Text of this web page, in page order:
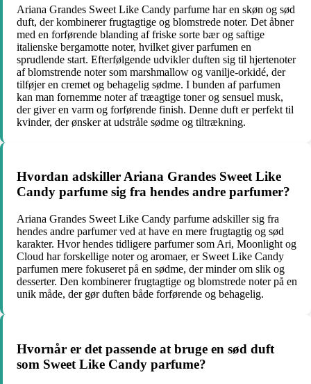
Ariana Grandes Sweet Like Candy parfume har en skøn og sød
duft, der kombinerer frugtagtige og blomstrede noter. Det åbner
med en forførende blanding af friske sorte bær og saftige
italienske bergamotte noter, hvilket giver parfumen en
sprudlende start. Efterfølgende udvikler duften sig til hjertenoter
af blomstrende noter som marshmallow og vanilje-orkidé, der
tilføjer en cremet og behagelig sødme. I bunden af parfumen
kan man fornemme noter af træagtige toner og sensuel musk,
der giver en varm og forførende finish. Denne duft er perfekt til
kvinder, der ønsker at udstråle sødme og tiltrækning.
Hvordan adskiller Ariana Grandes Sweet Like
Candy parfume sig fra hendes andre parfumer?
Ariana Grandes Sweet Like Candy parfume adskiller sig fra
hendes andre parfumer ved at have en mere frugtagtig og sød
karakter. Hvor hendes tidligere parfumer som Ari, Moonlight og
Cloud har forskellige noter og aromaer, er Sweet Like Candy
parfumen mere fokuseret på en sødme, der minder om slik og
desserter. Den kombinerer frugtagtige og blomstrede noter på en
unik måde, der gør duften både forførende og behagelig.
Hvornår er det passende at bruge en sød duft
som Sweet Like Candy parfume?